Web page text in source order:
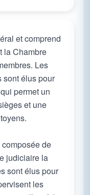
et comprend
la Chambre
Les
sont élus pour
permet un
et une
de
judiciaire la
sont élus pour
les